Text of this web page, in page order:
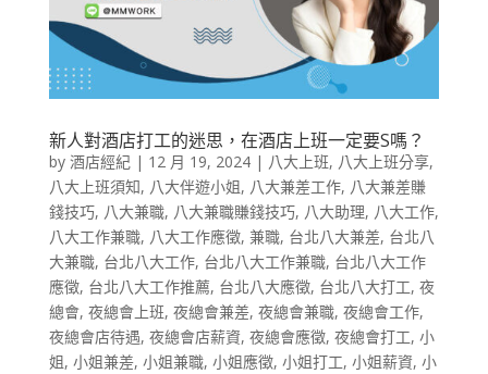
新人對酒店打工的迷思，在酒店上班一定要S嗎？
by 酒店經紀| 12 月 19, 2024| 八大上班, 八大上班分享,
八大上班須知, 八大伴遊小姐, 八大兼差工作, 八大兼差賺
錢技巧, 八大兼職, 八大兼職賺錢技巧, 八大助理, 八大工作,
八大工作兼職, 八大工作應徵, 兼職, 台北八大兼差, 台北八
大兼職, 台北八大工作, 台北八大工作兼職, 台北八大工作
應徵, 台北八大工作推薦, 台北八大應徵, 台北八大打工, 夜
總會, 夜總會上班, 夜總會兼差, 夜總會兼職, 夜總會工作,
夜總會店待遇, 夜總會店薪資, 夜總會應徵, 夜總會打工, 小
姐, 小姐兼差, 小姐兼職, 小姐應徵, 小姐打工, 小姐薪資, 小